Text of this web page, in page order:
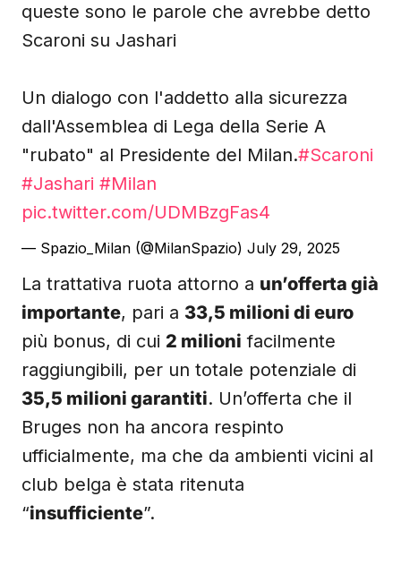
queste sono le parole che avrebbe detto
Scaroni su Jashari
Un dialogo con l'addetto alla sicurezza
dall'Assemblea di Lega della Serie A
"rubato" al Presidente del Milan.#Scaroni
#Jashari #Milan
pic.twitter.com/UDMBzgFas4
— Spazio_Milan (@MilanSpazio) July 29, 2025
La trattativa ruota attorno a un’offerta già
importante, pari a 33,5 milioni di euro
più bonus, di cui 2 milioni facilmente
raggiungibili, per un totale potenziale di
35,5 milioni garantiti. Un’offerta che il
Bruges non ha ancora respinto
ufficialmente, ma che da ambienti vicini al
club belga è stata ritenuta
“insufficiente”.